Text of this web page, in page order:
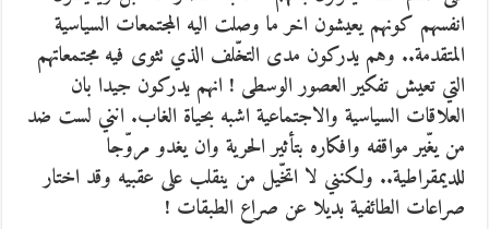
انفسهم كونهم يعيشون اخر ما وصلت اليه المجتمعات السياسية
المتقدمة.. وهم يدركون مدى التخّلف الذي تثوى فيه مجتمعاتهم
التي تعيش تفكير العصور الوسطى ! انهم يدركون جيدا بان
العلاقات السياسية والاجتماعية اشبه بحياة الغاب. انني لست ضد
من يغّير مواقفه وافكاره بتأثير الحرية وان يغدو مروّجا
للديمقراطية.. ولكنني لا اتخّيل من ينقلب على عقبيه وقد اختار
صراعات الطائفية بديلا عن صراع الطبقات !